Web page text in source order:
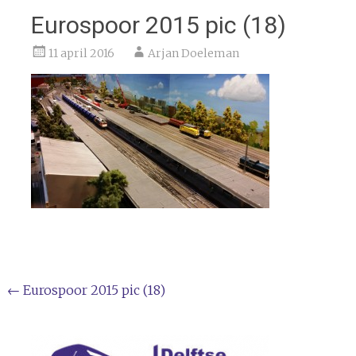
Eurospoor 2015 pic (18)
11 april 2016 Arjan Doeleman
Bericht
← Eurospoor 2015 pic (18)